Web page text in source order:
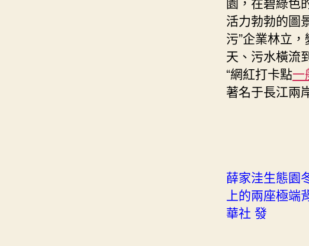
活力勃勃的圖
污”企業林立
天、污水橫流
“網紅打卡點一
著名于長江兩
薛家洼生態園
上的兩座極
華社 發